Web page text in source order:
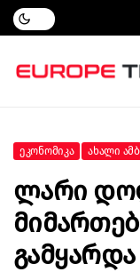
Ეკონომიკა Ახალი
Ლარი